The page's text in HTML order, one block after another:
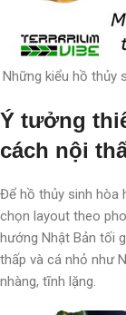
Những kiểu hồ thủy
Ý tưởng
cách nội
Để hồ thủy sinh hòa
chọn layout theo
hướng Nhật Bản tối
thấp và cá nhỏ như
nhàng, tĩnh lặng.